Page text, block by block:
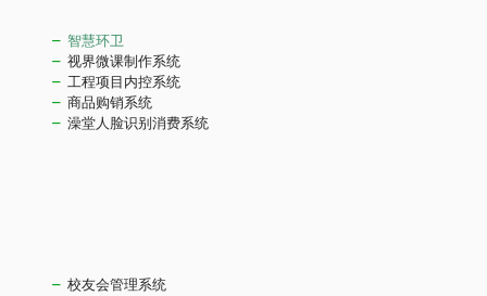
智慧环卫
视界微课制作系统
工程项目内控系统
商品购销系统
澡堂人脸识别消费系统
校友会管理系统